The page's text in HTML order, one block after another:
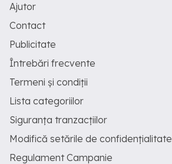
Ajutor
Contact
Publicitate
Întrebări frecvente
Termeni și condiții
Lista categoriilor
Siguranța tranzacțiilor
Modifică setările de confidențialitate
Regulament Campanie